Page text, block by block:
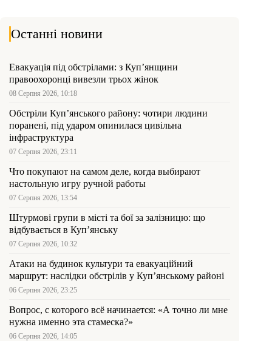
Останні новини
Евакуація під обстрілами: з Куп’янщини
правоохоронці вивезли трьох жінок
08 Серпня 2026, 10:18
Обстріли Куп’янського району: чотири людини
поранені, під ударом опинилася цивільна
інфраструктура
07 Серпня 2026, 23:11
Что покупают на самом деле, когда выбирают
настольную игру ручной работы
07 Серпня 2026, 13:54
Штурмові групи в місті та бої за залізницю: що
відбувається в Куп’янську
07 Серпня 2026, 10:32
Атаки на будинок культури та евакуаційний
маршрут: наслідки обстрілів у Куп’янському районі
06 Серпня 2026, 23:25
Вопрос, с которого всё начинается: «А точно ли мне
нужна именно эта стамеска?»
06 Серпня 2026, 14:05